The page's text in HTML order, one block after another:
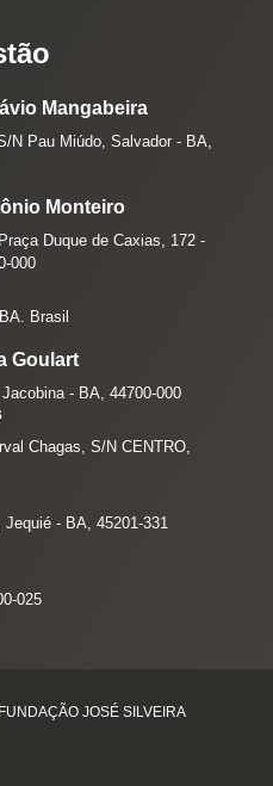
Mangabeira
N Pau Miúdo, Salvador - BA,
Monteiro
Duque de Caxias, 172 -
000
Brasil
Goulart
- BA, 44700-000
Chagas, S/N CENTRO,
- BA, 45201-331
025
JOSÉ SILVEIRA